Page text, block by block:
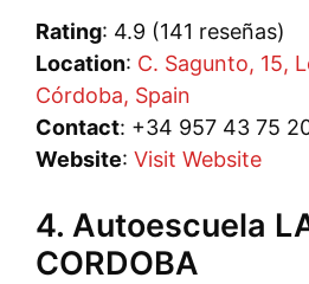
Rating: 4.9 (141 reseñas)
Location: C. Sagunto, 15,
Córdoba, Spain
Contact: +34 957 43 75
Website: Visit Website
4. Autoescuela
CORDOBA